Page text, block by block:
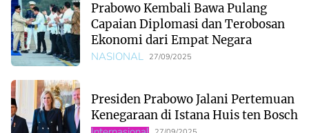
Prabowo Kembali Bawa Pulang
Capaian Diplomasi dan Terobosan
Ekonomi dari Empat Negara
NASIONAL 27/09/2025
Presiden Prabowo Jalani Pertemuan
Kenegaraan di Istana Huis ten Bosch